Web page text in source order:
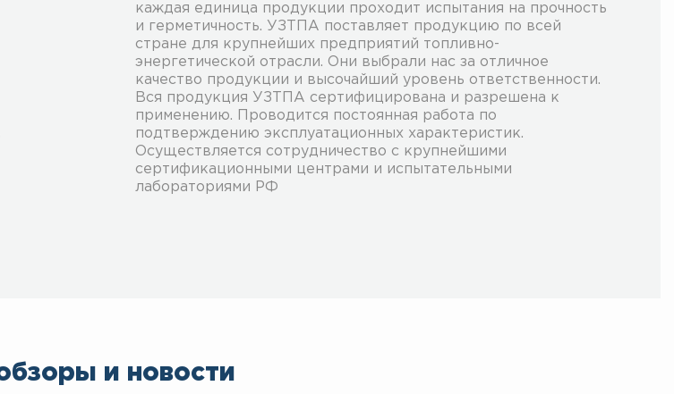
каждая единица продукции проходит испытания на прочность
и герметичность. УЗТПА поставляет продукцию по всей
стране для крупнейших предприятий топливно-
энергетической отрасли. Они выбрали нас за отличное
качество продукции и высочайший уровень ответственности.
Вся продукция УЗТПА сертифицирована и разрешена к
применению. Проводится постоянная работа по
подтверждению эксплуатационных характеристик.
Осуществляется сотрудничество с крупнейшими
сертификационными центрами и испытательными
лабораториями РФ
и новости